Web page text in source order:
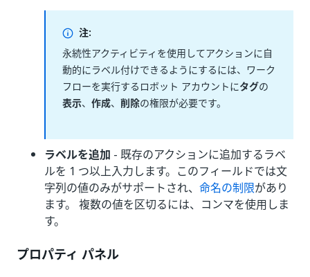
注:
永続性アクティビティを使用してアクションに自
動的にラベル付けできるようにするには、ワーク
フローを実行するロボット アカウントにタグの
表示、 作成、 削除の権限が必要です。
ラベルを追加 - 既存のアクションに追加するラベ
ルを 1 つ以上入力します。このフィールドでは文
字列の値のみがサポートされ、 命名の制限があり
ます。 複数の値を区切るには、コンマを使用しま
す。
プロパティ パネル